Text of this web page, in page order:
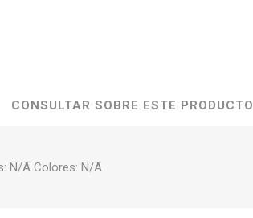
CONSULTAR SOBRE ESTE PRODUCTO
N/A Colores: N/A